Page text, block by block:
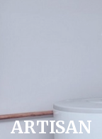
ARTISAN